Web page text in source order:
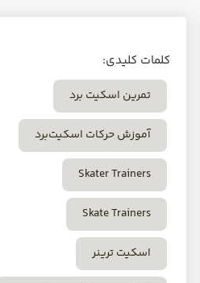
کلمات کلیدی:
تمرین اسکیت برد
آموزش حرکات اسکیت‌برد
Skater Trainers
Skate Trainers
اسکیت ترینر